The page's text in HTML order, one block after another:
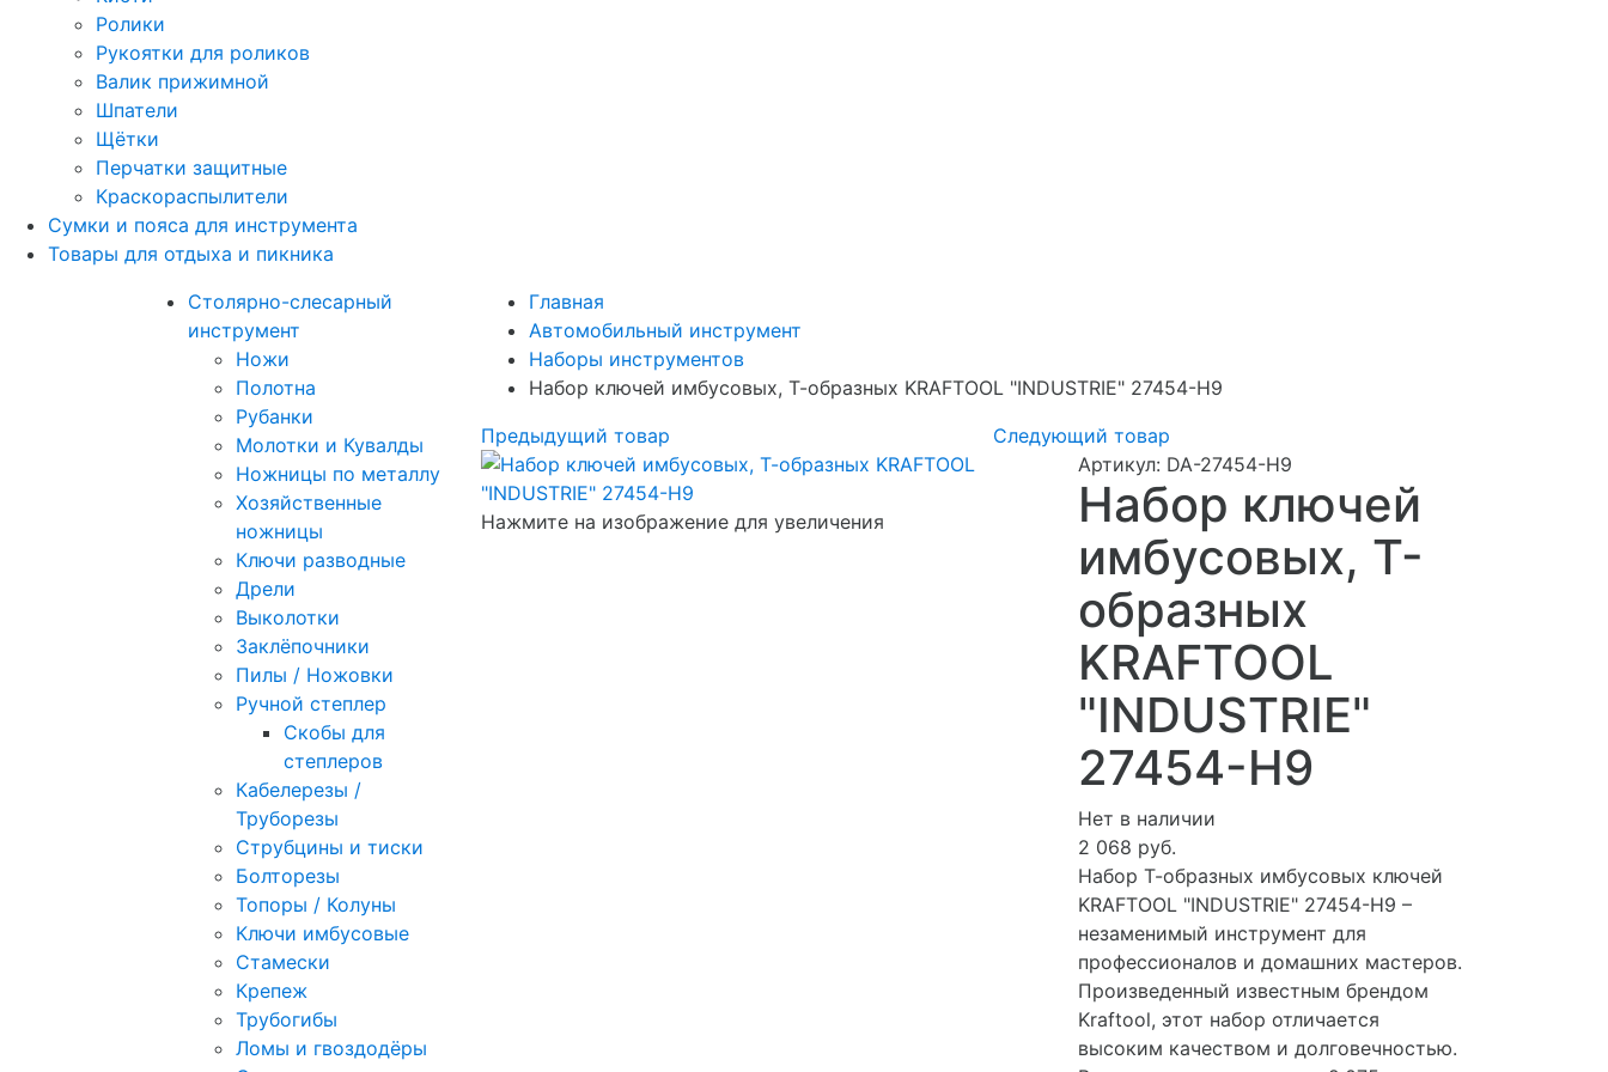
Ролики
Рукоятки для роликов
Валик прижимной
Шпатели
Щётки
Перчатки защитные
Краскораспылители
Сумки и пояса для инструмента
Товары для отдыха и пикника
Столярно-слесарный
инструмент
Ножи
Полотна
Рубанки
Молотки и Кувалды
Ножницы по металлу
Хозяйственные
ножницы
Ключи разводные
Дрели
Выколотки
Заклёпочники
Пилы / Ножовки
Ручной степлер
Скобы для
степлеров
Кабелерезы /
Труборезы
Струбцины и тиски
Болторезы
Топоры / Колуны
Ключи имбусовые
Стамески
Крепеж
Трубогибы
Ломы и гвоздодёры
Главная
Автомобильный инструмент
Наборы инструментов
Набор ключей имбусовых, Т-образных KRAFTOOL "INDUSTRIE" 27454-H9
Предыдущий товар
Следующий товар
Нажмите на изображение для увеличения
Артикул: DA-27454-H9
Набор ключей
имбусовых, Т-
образных
KRAFTOOL
"INDUSTRIE"
27454-H9
Нет в наличии
2 068 руб.
Набор Т-образных имбусовых ключей
KRAFTOOL "INDUSTRIE" 27454-H9 –
незаменимый инструмент для
профессионалов и домашних мастеров.
Произведенный известным брендом
Kraftool, этот набор отличается
высоким качеством и долговечностью.